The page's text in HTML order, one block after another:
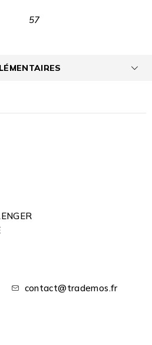
57
contact@trademos.fr